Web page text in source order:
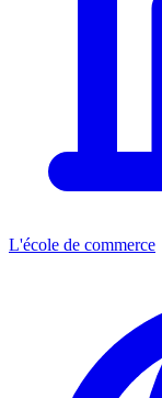
L'école de commerce